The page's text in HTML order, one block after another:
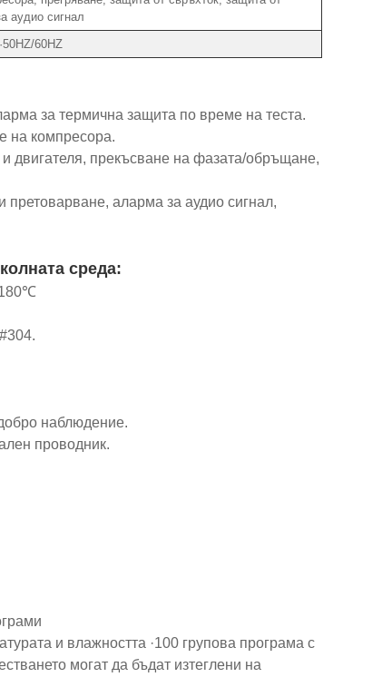
аудио сигнал
60HZ
за термична защита по време на теста.
на компресора.
двигателя, прекъсване на фазата/обръщане,
претоварване, аларма за аудио сигнал,
среда:
наблюдение.
проводник.
и влажността ·100 групова програма с
могат да бъдат изтеглени на